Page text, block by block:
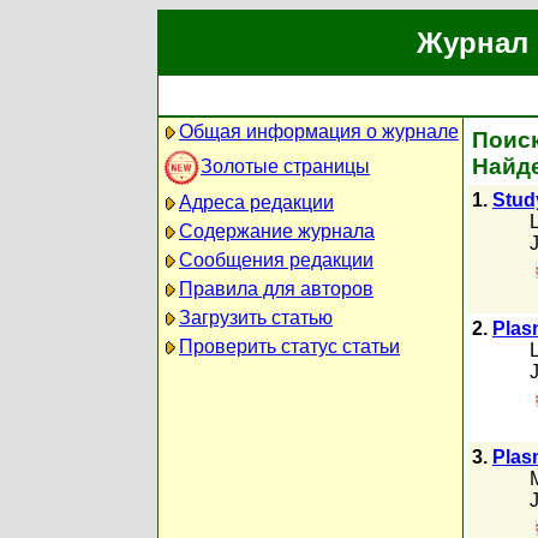
Журнал
Общая информация о журнале
Золотые страницы
Адреса редакции
Содержание журнала
Сообщения редакции
Правила для авторов
Загрузить статью
Проверить статус статьи
1.
2.
3.